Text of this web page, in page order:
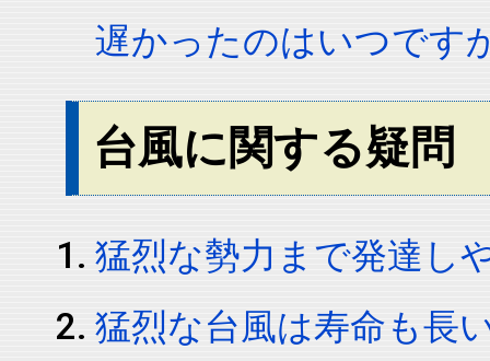
遅かったのはいつです
台風に関する疑問
猛烈な勢力まで発達し
猛烈な台風は寿命も長